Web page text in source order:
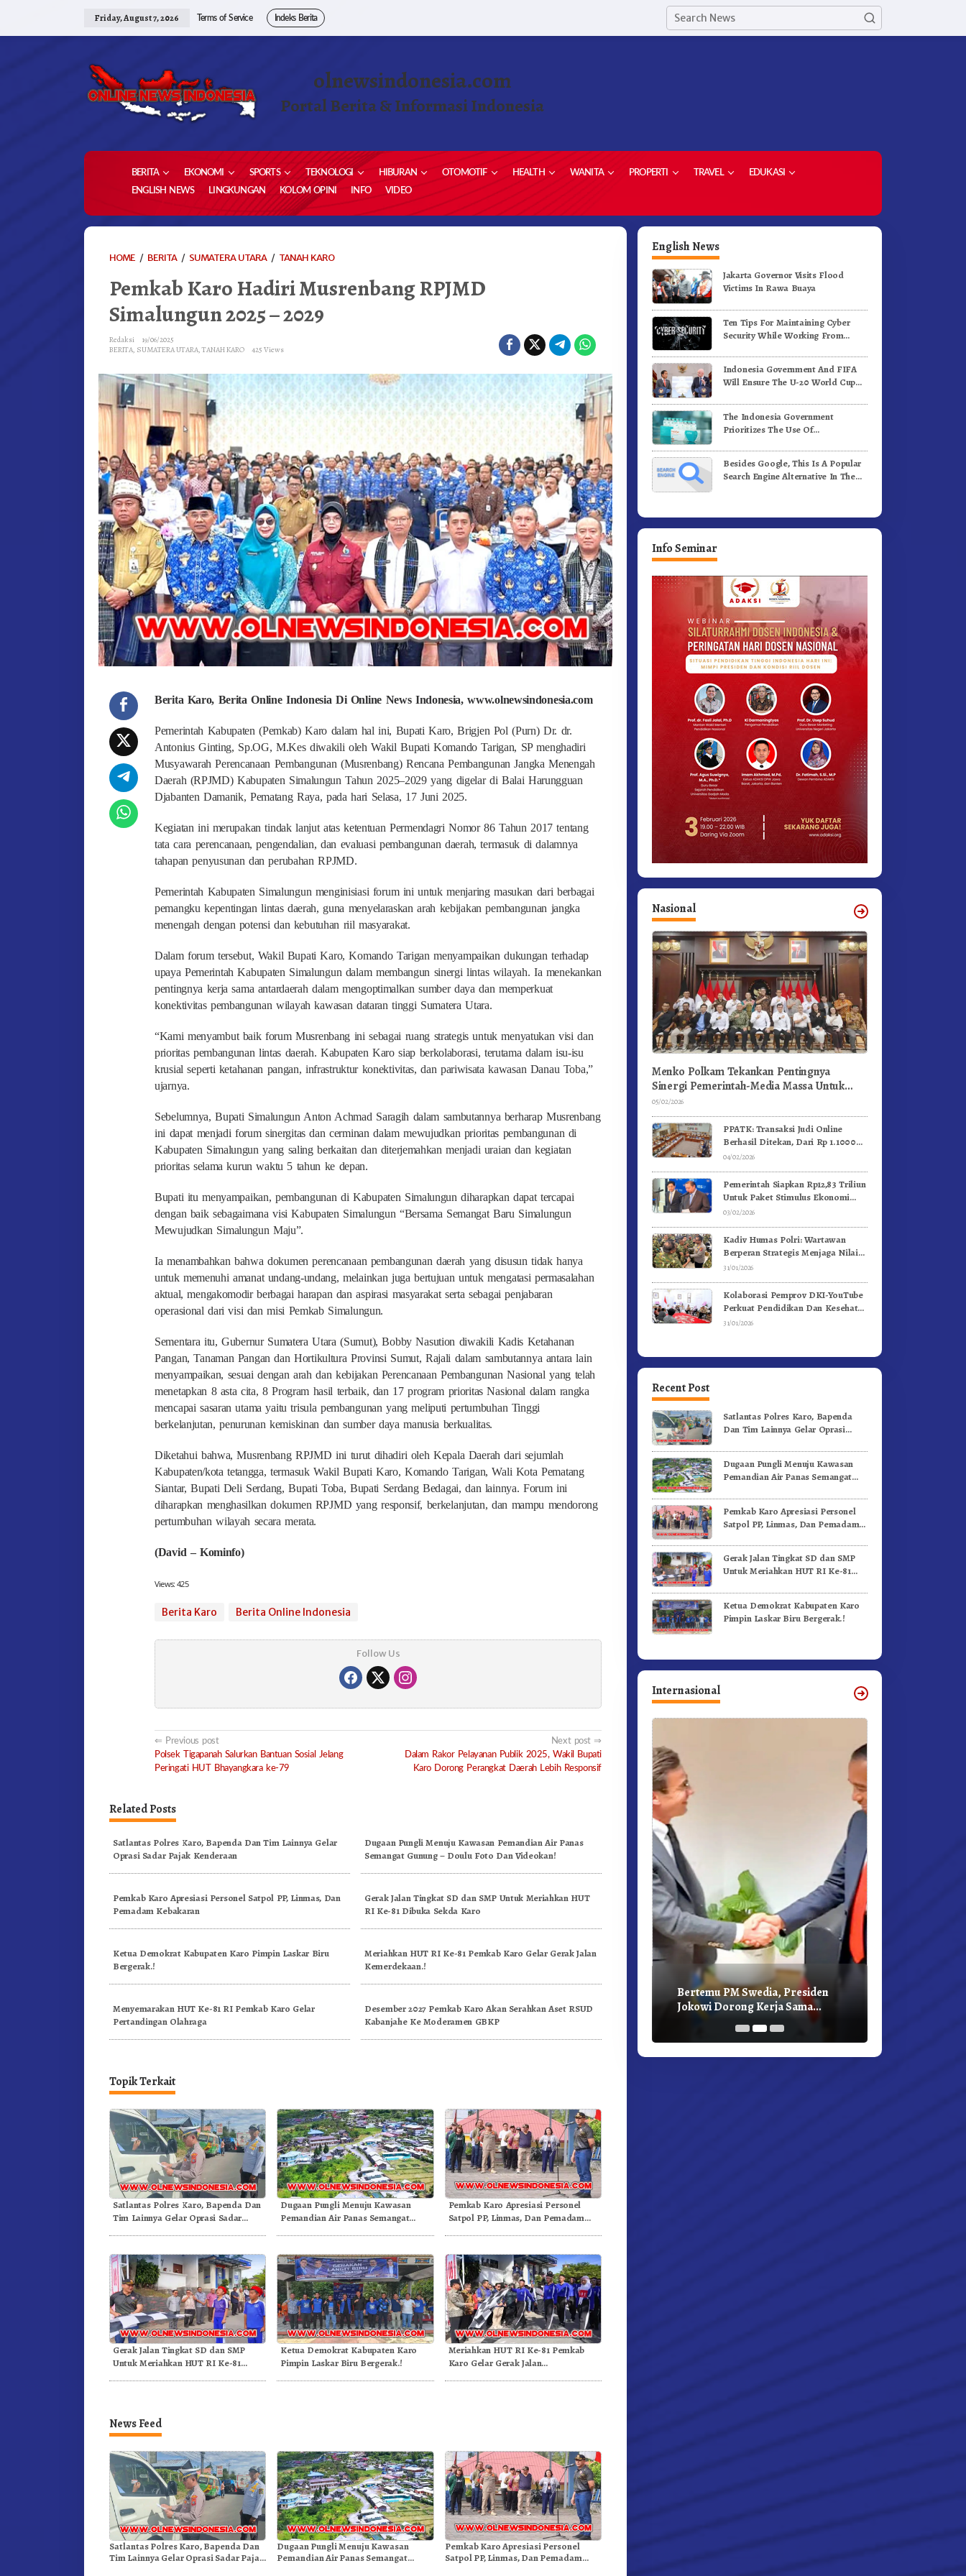
Friday, August 7, 2026 Terms of Service Indeks Berita
olnewsindonesia.com
Portal Berita & Informasi Indonesia
BERITA EKONOMI SPORTS TEKNOLOGI HIBURAN OTOMOTIF HEALTH WANITA PROPERTI TRAVEL
EDUKASI
ENGLISH NEWS
LINGKUNGAN KOLOM OPINI INFO VIDEO
HOME / BERITA / SUMATERA UTARA / TANAH KAROPEMKAB
HADIRI
MUSRENBANG
Pemkab Karo Hadiri Musrenbang RPJMD
Simalungun 2025 – 2029
Redaksi
19/06/2025
BERITA, SUMATERA UTARA,TANAH KARO 425 Views
Berita Karo, Berita Online Indonesia Di Online News Indonesia, www.olnewsindonesia.com
Pemerintah Kabupaten (Pemkab) Karo dalam hal ini, Bupati Karo, Brigjen Pol (Purn) Dr. dr.
Antonius Ginting, Sp.OG, M.Kes diwakili oleh Wakil Bupati Komando Tarigan, SP menghadiri
Musyawarah Perencanaan Pembangunan (Musrenbang) Rencana Pembangunan Jangka Menengah
Daerah (RPJMD) Kabupaten Simalungun Tahun 2025–2029 yang digelar di Balai Harungguan
Djabanten Damanik, Pematang Raya, pada hari Selasa, 17 Juni 2025.
Kegiatan ini merupakan tindak lanjut atas ketentuan Permendagri Nomor 86 Tahun 2017 tentang
tata cara perencanaan, pengendalian, dan evaluasi pembangunan daerah, termasuk di dalamnya
tahapan penyusunan dan perubahan RPJMD.
Pemerintah Kabupaten Simalungun menginisiasi forum ini untuk menjaring masukan dari berbagai
pemangku kepentingan lintas daerah, guna menyelaraskan arah kebijakan pembangunan jangka
menengah dengan potensi dan kebutuhan riil masyarakat.
Dalam forum tersebut, Wakil Bupati Karo, Komando Tarigan menyampaikan dukungan terhadap
upaya Pemerintah Kabupaten Simalungun dalam membangun sinergi lintas wilayah. Ia menekankan
pentingnya kerja sama antardaerah dalam mengoptimalkan sumber daya dan memperkuat
konektivitas pembangunan wilayah kawasan dataran tinggi Sumatera Utara.
“Kami menyambut baik forum Musrenbang ini sebagai ruang strategis untuk menyatukan visi dan
prioritas pembangunan lintas daerah. Kabupaten Karo siap berkolaborasi, terutama dalam isu-isu
krusial seperti ketahanan pangan, infrastruktur konektivitas, dan pariwisata kawasan Danau Toba,”
ujarnya.
Sebelumnya, Bupati Simalungun Anton Achmad Saragih dalam sambutannya berharap Musrenbang
ini dapat menjadi forum sinergitas dan cerminan dalam mewujudkan prioritas pembangunan di
Kabupaten Simalungun yang saling berkaitan dan diterjemahkan menjadi uraian dan kegiatan
prioritas selama kurun waktu 5 tahun ke depan.
Bupati itu menyampaikan, pembangunan di Kabupaten Simalungun diharapkan dapat tercapai
dengan baik sebagaimana visi Kabupaten Simalungun “Bersama Semangat Baru Simalungun
Mewujudkan Simalungun Maju”.
Ia menambahkan bahwa dokumen perencanaan pembangunan daerah yang disusun tidak hanya
untuk memenuhi amanat undang-undang, melainkan juga bertujuan untuk mengatasi permasalahan
aktual, mengakomodir berbagai harapan dan aspirasi masyarakat serta sebagai penjabaran
operasional dari visi dan misi Pemkab Simalungun.
Sementara itu, Gubernur Sumatera Utara (Sumut), Bobby Nasution diwakili Kadis Ketahanan
Pangan, Tanaman Pangan dan Hortikultura Provinsi Sumut, Rajali dalam sambutannya antara lain
menyampaikan, sesuai dengan arah dan kebijakan Perencanaan Pembangunan Nasional yang telah
menetapkan 8 asta cita, 8 Program hasil terbaik, dan 17 program prioritas Nasional dalam rangka
mencapai sasaran utama yaitu trisula pembangunan yang meliputi pertumbuhan Tinggi
berkelanjutan, penurunan kemiskinan dan sumber daya manusia berkualitas.
Diketahui bahwa, Musrenbang RPJMD ini turut dihadiri oleh Kepala Daerah dari sejumlah
Kabupaten/kota tetangga, termasuk Wakil Bupati Karo, Komando Tarigan, Wali Kota Pematang
Siantar, Bupati Deli Serdang, Bupati Toba, Bupati Serdang Bedagai, dan lainnya. Forum ini
diharapkan menghasilkan dokumen RPJMD yang responsif, berkelanjutan, dan mampu mendorong
pertumbuhan wilayah secara merata.
(David – Kominfo)
Views: 425
Berita Karo Berita Online Indonesia
Follow Us
Post
navigation
Previous post
Polsek Tigapanah Salurkan Bantuan Sosial Jelang
Peringati HUT Bhayangkara ke-79
Next post
Dalam Rakor Pelayanan Publik 2025, Wakil Bupati
Karo Dorong Perangkat Daerah Lebih Responsif
Related Posts
Satlantas Polres Karo, Bapenda Dan Tim Lainnya Gelar
Oprasi Sadar Pajak Kenderaan
Dugaan Pungli Menuju Kawasan Pemandian Air Panas
Semangat Gunung – Doulu Foto Dan Videokan!
Pemkab Karo Apresiasi Personel Satpol PP, Linmas, Dan
Pemadam Kebakaran
Gerak Jalan Tingkat SD dan SMP Untuk Meriahkan HUT
RI Ke-81 Dibuka Sekda Karo
Ketua Demokrat Kabupaten Karo Pimpin Laskar Biru
Bergerak.!
Meriahkan HUT RI Ke-81 Pemkab Karo Gelar Gerak Jalan
Kemerdekaan.!
Menyemarakan HUT Ke-81 RI Pemkab Karo Gelar
Pertandingan Olahraga
Desember 2027 Pemkab Karo Akan Serahkan Aset RSUD
Kabanjahe Ke Moderamen GBKP
Topik Terkait
Satlantas Polres Karo, Bapenda Dan
Tim Lainnya Gelar Oprasi Sadar
Dugaan Pungli Menuju Kawasan
Pemandian Air Panas Semangat
Pemkab Karo Apresiasi Personel
Satpol PP, Linmas, Dan Pemadam
Gerak Jalan Tingkat SD dan SMP
Untuk Meriahkan HUT RI Ke-81
Ketua Demokrat Kabupaten Karo
Pimpin Laskar Biru Bergerak.!
Meriahkan HUT RI Ke-81 Pemkab
Karo Gelar Gerak Jalan
News Feed
Satlantas Polres Karo, Bapenda Dan
Tim Lainnya Gelar Oprasi Sadar Pajak
Dugaan Pungli Menuju Kawasan
Pemandian Air Panas Semangat
Pemkab Karo Apresiasi Personel
Satpol PP, Linmas, Dan Pemadam
English News
Jakarta Governor Visits Flood
Victims In Rawa Buaya
Ten Tips For Maintaining Cyber
Security While Working From
Indonesia Government And FIFA
Will Ensure The U-20 World Cup
Standards
The Indonesia Government
Prioritizes The Use Of
Vaccines
Besides Google, This Is A Popular
Search Engine Alternative In The
Info Seminar
Nasional
Menko Polkam Tekankan Pentingnya
Sinergi Pemerintah-Media Massa Untuk
Jaga Stabilitas Bangsa
05/02/2026
PPATK: Transaksi Judi Online
Berhasil Ditekan, Dari Rp 1.1000
Triliun Menjadi Rp 268 Triliun
04/02/2026
Pemerintah Siapkan Rp12,83 Triliun
Untuk Paket Stimulus Ekonomi
Kuartal I-2026
03/02/2026
Kadiv Humas Polri: Wartawan
Berperan Strategis Menjaga Nilai
Kebangsaan, Demokrasi, dan NKRI
31/01/2026
Kolaborasi Pemprov DKI-YouTube
Perkuat Pendidikan Dan Kesehatan
Mental
31/01/2026
Recent Post
Satlantas Polres Karo, Bapenda
Dan Tim Lainnya Gelar Oprasi
Dugaan Pungli Menuju Kawasan
Pemandian Air Panas Semangat
Videokan!
Pemkab Karo Apresiasi Personel
Satpol PP, Linmas, Dan Pemadam
Gerak Jalan Tingkat SD dan SMP
Untuk Meriahkan HUT RI Ke-81
Ketua Demokrat Kabupaten Karo
Pimpin Laskar Biru Bergerak.!
Internasional
Bertemu PM Swedia, Presiden
Jokowi Dorong Kerja Sama
Pembangunan Hijau